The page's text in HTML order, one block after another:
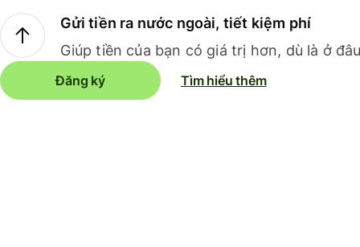
Gửi tiền ra nước ngoài, tiết kiệm phí
Giúp tiền của bạn có giá trị hơn, dù là ở
Đăng ký Tìm hiểu thêm